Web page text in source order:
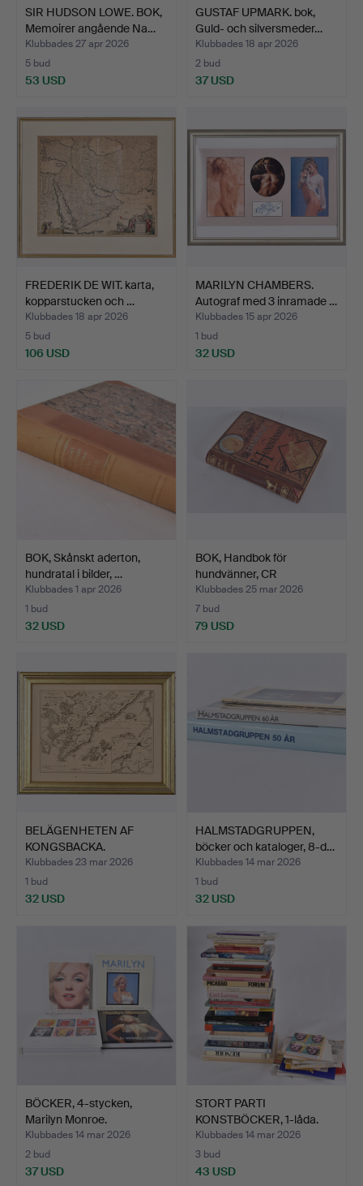
SIR HUDSON LOWE. BOK,
Memoirer angående Na…
Klubbades 27 apr 2026
5 bud
53 USD
GUSTAF UPMARK. bok,
Guld- och silversmeder…
Klubbades 18 apr 2026
2 bud
37 USD
FREDERIK DE WIT. karta,
kopparstucken och …
Klubbades 18 apr 2026
5 bud
106 USD
MARILYN CHAMBERS.
Autograf med 3 inramade …
Klubbades 15 apr 2026
1 bud
32 USD
BOK, Skånskt aderton,
hundratal i bilder, …
Klubbades 1 apr 2026
1 bud
32 USD
BOK, Handbok för
hundvänner, CR
Sundström,…
Klubbades 25 mar 2026
7 bud
79 USD
BELÄGENHETEN AF
KONGSBACKA.
Klubbades 23 mar 2026
1 bud
32 USD
HALMSTADGRUPPEN,
böcker och kataloger, 8-d…
Klubbades 14 mar 2026
1 bud
32 USD
BÖCKER, 4-stycken,
Marilyn Monroe.
Klubbades 14 mar 2026
2 bud
37 USD
STORT PARTI
KONSTBÖCKER, 1-låda.
Klubbades 14 mar 2026
3 bud
43 USD